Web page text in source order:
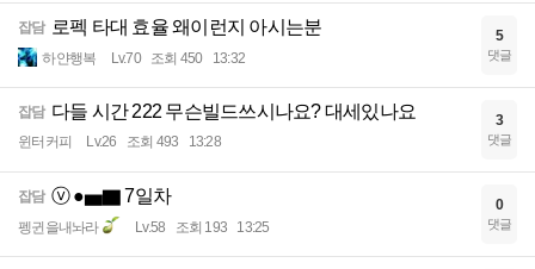
잡담 로펙 타대 효율 왜이런지 아시는분
하얀행복 Lv.70 조회 450 13:32
5
댓글
잡담 다들 시간 222 무슨빌드쓰시나요? 대세있나요
윈터커피 Lv.26 조회 493 13:28
3
댓글
잡담 ⓥ ●▅▇ 7일차
펭귄을내놔라 Lv.58 조회 193 13:25
0
댓글